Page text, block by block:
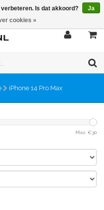
iPhone 14 Pro Max
Max: €30
Is dat akkoord?
Ja
cookies »